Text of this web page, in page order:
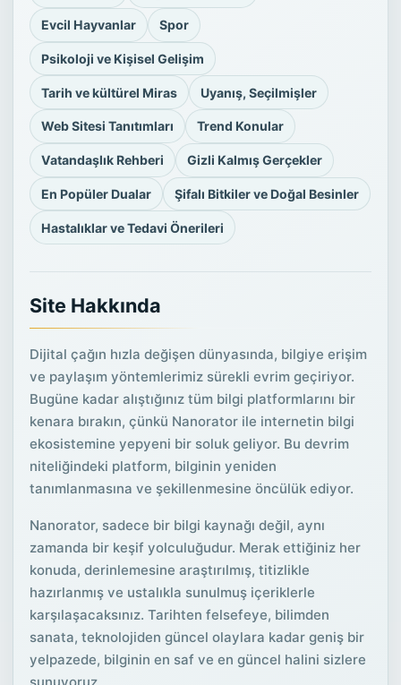
Evcil Hayvanlar Spor
Psikoloji ve Kişisel Gelişim
Tarih ve kültürel Miras Uyanış, Seçilmişler
Web Sitesi Tanıtımları Trend Konular
Vatandaşlık Rehberi Gizli Kalmış Gerçekler
En Popüler Dualar Şifalı Bitkiler ve Doğal Besinler
Hastalıklar ve Tedavi Önerileri
Site Hakkında
Dijital çağın hızla değişen dünyasında, bilgiye erişim
ve paylaşım yöntemlerimiz sürekli evrim geçiriyor.
Bugüne kadar alıştığınız tüm bilgi platformlarını bir
kenara bırakın, çünkü Nanorator ile internetin bilgi
ekosistemine yepyeni bir soluk geliyor. Bu devrim
niteliğindeki platform, bilginin yeniden
tanımlanmasına ve şekillenmesine öncülük ediyor.
Nanorator, sadece bir bilgi kaynağı değil, aynı
zamanda bir keşif yolculuğudur. Merak ettiğiniz her
konuda, derinlemesine araştırılmış, titizlikle
hazırlanmış ve ustalıkla sunulmuş içeriklerle
karşılaşacaksınız. Tarihten felsefeye, bilimden
sanata, teknolojiden güncel olaylara kadar geniş bir
yelpazede, bilginin en saf ve en güncel halini sizlere